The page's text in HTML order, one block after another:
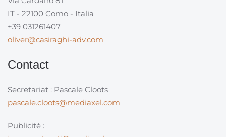
IT - 22100 Como - Italia
+39 031261407
oliver@casiraghi-adv.com
Contact
Secretariat : Pascale Cloots
pascale.cloots@mediaxel.com
Publicité :